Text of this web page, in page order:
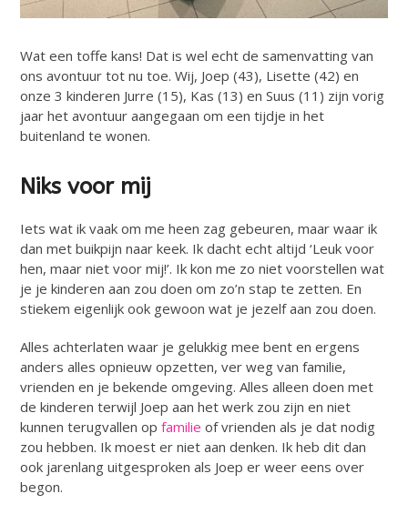
Wat een toffe kans! Dat is wel echt de samenvatting van
ons avontuur tot nu toe. Wij, Joep (43), Lisette (42) en
onze 3 kinderen Jurre (15), Kas (13) en Suus (11) zijn vorig
jaar het avontuur aangegaan om een tijdje in het
buitenland te wonen.
Niks voor mij
Iets wat ik vaak om me heen zag gebeuren, maar waar ik
dan met buikpijn naar keek. Ik dacht echt altijd ‘Leuk voor
hen, maar niet voor mij!’. Ik kon me zo niet voorstellen wat
je je kinderen aan zou doen om zo’n stap te zetten. En
stiekem eigenlijk ook gewoon wat je jezelf aan zou doen.
Alles achterlaten waar je gelukkig mee bent en ergens
anders alles opnieuw opzetten, ver weg van familie,
vrienden en je bekende omgeving. Alles alleen doen met
de kinderen terwijl Joep aan het werk zou zijn en niet
kunnen terugvallen opfamilie of vrienden als je dat nodig
zou hebben. Ik moest er niet aan denken. Ik heb dit dan
ook jarenlang uitgesproken als Joep er weer eens over
begon.